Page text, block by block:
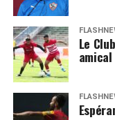
Le
amical